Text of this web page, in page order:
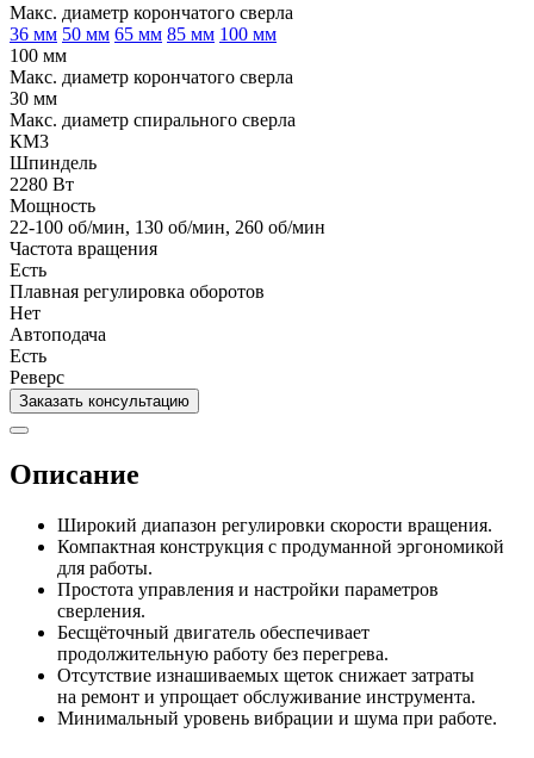
Макс. диаметр корончатого сверла
36 мм 50 мм 65 мм 85 мм 100 мм
100 мм
Макс. диаметр корончатого сверла
30 мм
Макс. диаметр спирального сверла
КМ3
Шпиндель
2280 Вт
Мощность
22-100 об/мин, 130 об/мин, 260 об/мин
Частота вращения
Есть
Плавная регулировка оборотов
Нет
Автоподача
Есть
Реверс
Заказать консультацию
Описание
Широкий диапазон регулировки скорости вращения.
Компактная конструкция с продуманной эргономикой
для работы.
Простота управления и настройки параметров
сверления.
Бесщёточный двигатель обеспечивает
продолжительную работу без перегрева.
Отсутствие изнашиваемых щеток снижает затраты
на ремонт и упрощает обслуживание инструмента.
Минимальный уровень вибрации и шума при работе.